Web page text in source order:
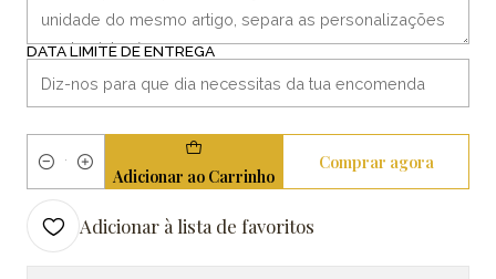
DATA LIMITE DE ENTREGA
Quantidade Adicionar ao Carrinho
Comprar agora
Adicionar à lista de favoritos